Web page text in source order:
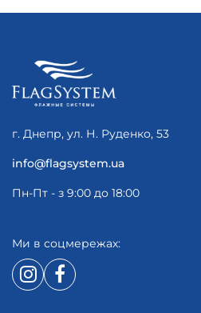
г. Днепр, ул. Н. Руденко, 53
info@flagsystem.ua
Пн-Пт - з 9:00 до 18:00
Ми в соцмережах: